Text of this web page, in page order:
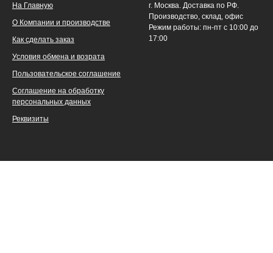
На Главную
О Компании и производстве
Как сделать заказ
Условия обмена и возрата
Пользовательское соглашение
Соглашение на обработку
персональных данных
Реквизиты
г. Москва. Доставка по РФ.
Производство, склад, офис
Режим работы: пн-пт с 10:00 до
17:00